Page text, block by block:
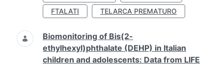
FTALATI
TELARCA PREMATURO
Biomonitoring of Bis(2-
ethylhexyl)phthalate (DEHP) in Italian
children and adolescents: Data from LIFE